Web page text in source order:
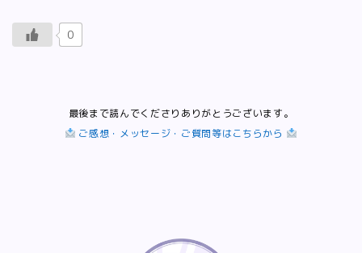
0
最後まで読んでくださりありがとうございます。
ご感想・メッセージ・ご質問等はこちらから